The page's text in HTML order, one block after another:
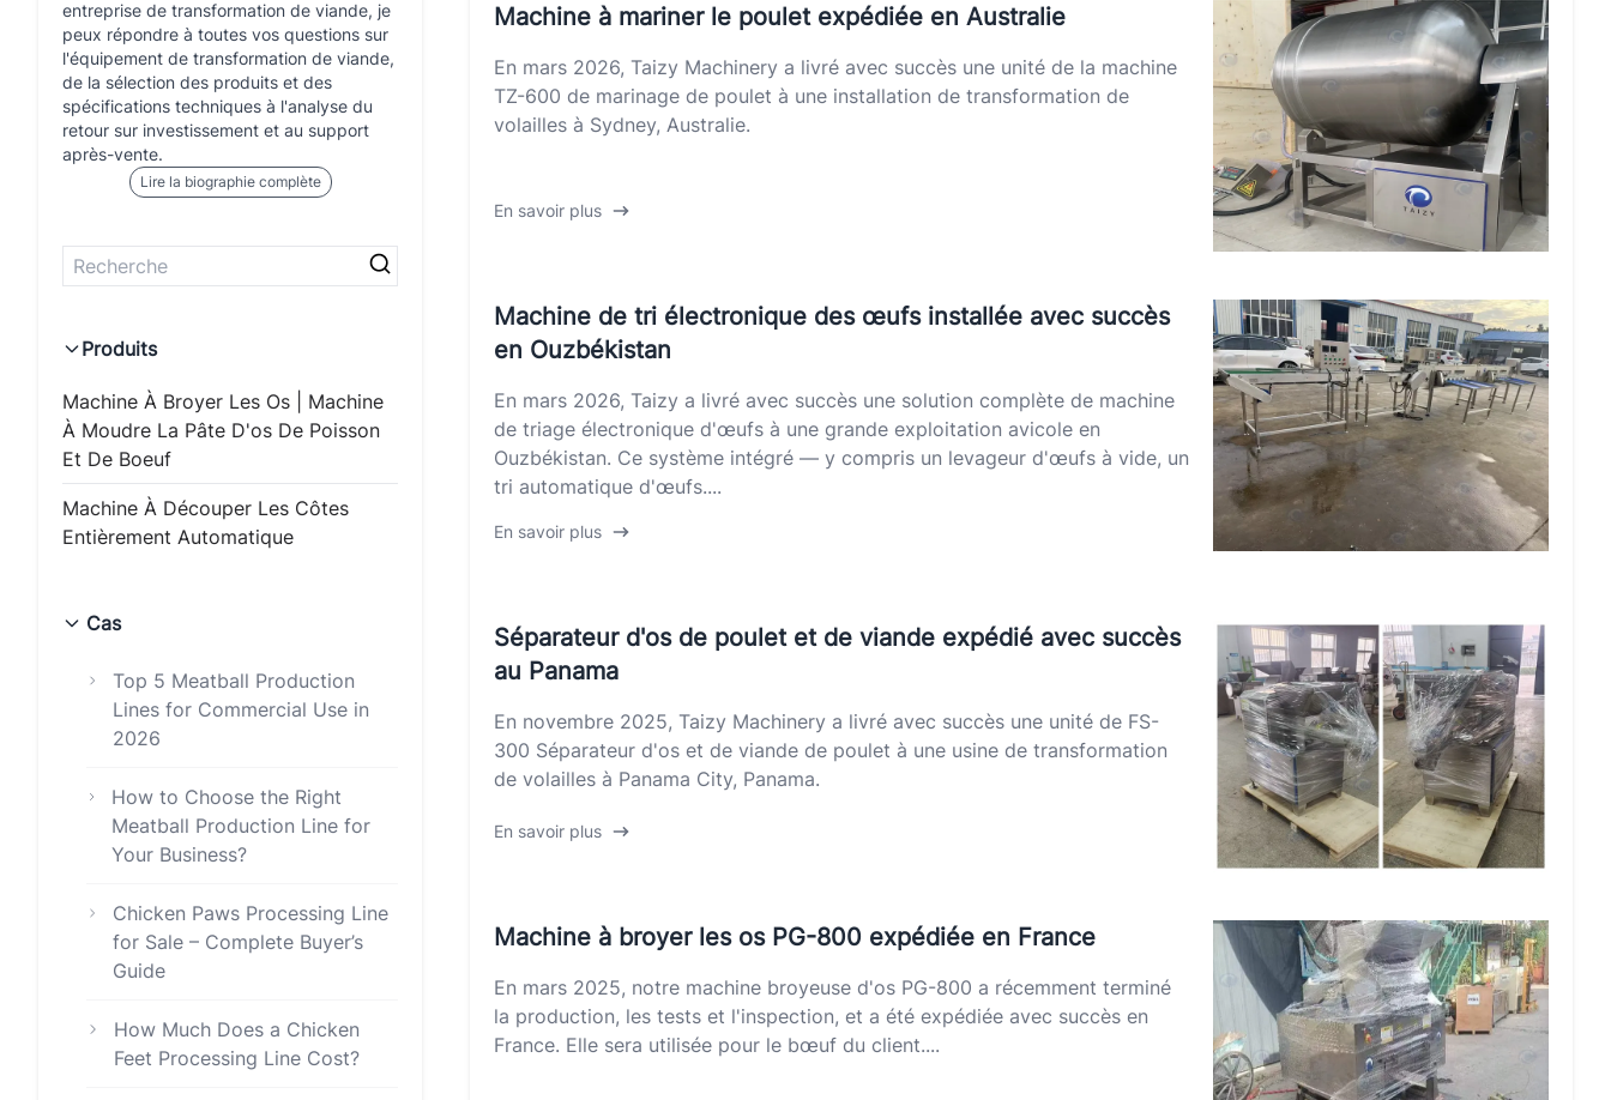
entreprise de transformation de viande, je
peux répondre à toutes vos questions sur
l'équipement de transformation de viande,
de la sélection des produits et des
spécifications techniques à l'analyse du
retour sur investissement et au support
après-vente.
Lire la biographie complète
Produits
Machine À Broyer Les Os | Machine
À Moudre La Pâte D'os De Poisson
Et De Boeuf
Machine À Découper Les Côtes
Entièrement Automatique
Cas
Top 5 Meatball Production
Lines for Commercial Use in
2026
How to Choose the Right
Meatball Production Line for
Your Business?
Chicken Paws Processing Line
for Sale – Complete Buyer’s
Guide
How Much Does a Chicken
Feet Processing Line Cost?
Machine à mariner le poulet expédiée en Australie
En mars 2026, Taizy Machinery a livré avec succès une unité de la machine
TZ-600 de marinage de poulet à une installation de transformation de
volailles à Sydney, Australie.
En savoir plus
Machine de tri électronique des œufs installée avec succès
en Ouzbékistan
En mars 2026, Taizy a livré avec succès une solution complète de machine
de triage électronique d'œufs à une grande exploitation avicole en
Ouzbékistan. Ce système intégré — y compris un levageur d'œufs à vide, un
tri automatique d'œufs....
En savoir plus
Séparateur d'os de poulet et de viande expédié avec succès
au Panama
En novembre 2025, Taizy Machinery a livré avec succès une unité de FS-
300 Séparateur d'os et de viande de poulet à une usine de transformation
de volailles à Panama City, Panama.
En savoir plus
Machine à broyer les os PG-800 expédiée en France
En mars 2025, notre machine broyeuse d'os PG-800 a récemment terminé
la production, les tests et l'inspection, et a été expédiée avec succès en
France. Elle sera utilisée pour le bœuf du client....